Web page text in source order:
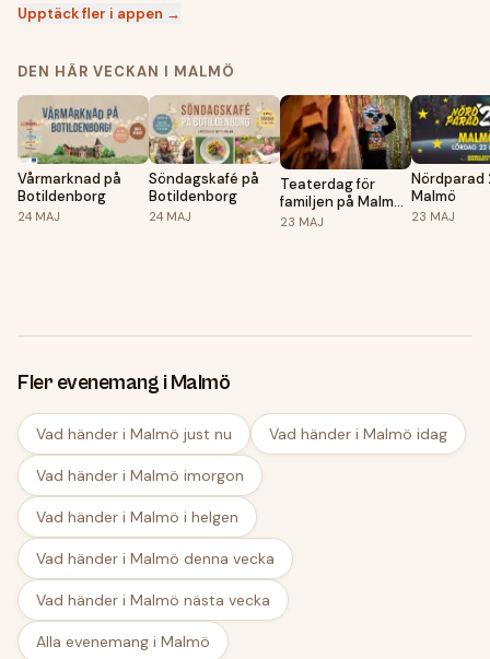
Upptäck fler i appen →
DEN HÄR VECKAN I MALMÖ
Vårmarknad på
Botildenborg
24 MAJ
Söndagskafé på
Botildenborg
24 MAJ
Teaterdag för
familjen på Malmö
Stadsteater
23 MAJ
Nördparad
Malmö
23 MAJ
Fler evenemang i Malmö
Vad händer i Malmö just nu Vad händer i Malmö idag
Vad händer i Malmö imorgon
Vad händer i Malmö i helgen
Vad händer i Malmö denna vecka
Vad händer i Malmö nästa vecka
Alla evenemang i Malmö